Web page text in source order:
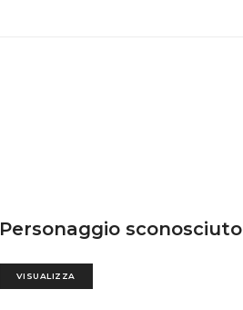
Personaggio sconosciuto
VISUALIZZA